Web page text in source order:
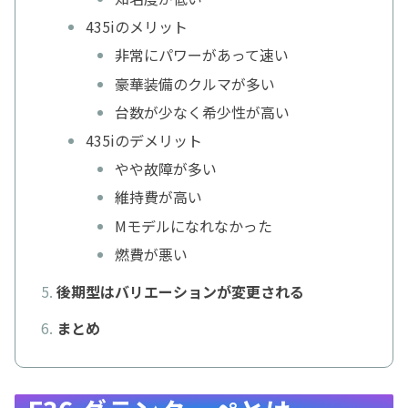
435iのメリット
非常にパワーがあって速い
豪華装備のクルマが多い
台数が少なく希少性が高い
435iのデメリット
やや故障が多い
維持費が高い
Mモデルになれなかった
燃費が悪い
後期型はバリエーションが変更される
まとめ